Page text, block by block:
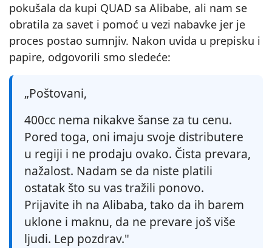
pokušala da kupi QUAD sa Alibabe, ali nam se
obratila za savet i pomoć u vezi nabavke jer je
proces postao sumnjiv. Nakon uvida u prepisku i
papire, odgovorili smo sledeće:
„Poštovani,
400cc nema nikakve šanse za tu cenu.
Pored toga, oni imaju svoje distributere
u regiji i ne prodaju ovako. Čista prevara,
nažalost. Nadam se da niste platili
ostatak što su vas tražili ponovo.
Prijavite ih na Alibaba, tako da ih barem
uklone i maknu, da ne prevare još više
ljudi. Lep pozdrav."